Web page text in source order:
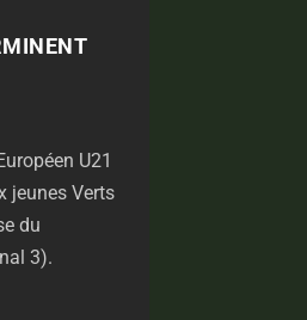
U21
jeunes Verts
du
3).